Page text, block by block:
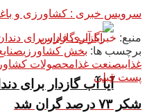
آیا آب گازدار برای
سرویس خبری : کشاورزی و
منبع: خبرگزاری فارس
برچسب ها: بخش کشاورزی
غذاییصنعت غذا محصولات
پست قبلی
شکر ۷۳ درصد گران شد